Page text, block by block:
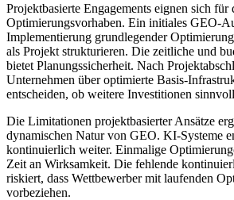
Projektbasierte Engagements eignen sich für
Optimierungsvorhaben. Ein initiales GEO-
Implementierung grundlegender
als Projekt strukturieren. Die zeitliche und
bietet Planungssicherheit. Nach
Unternehmen über optimierte Basis-
entscheiden, ob weitere Investitionen
Die Limitationen projektbasierter Ansätze
dynamischen Natur von GEO. KI-Systeme
kontinuierlich weiter. Einmalige
Zeit an Wirksamkeit. Die fehlende
riskiert, dass Wettbewerber mit laufenden
vorbeziehen.